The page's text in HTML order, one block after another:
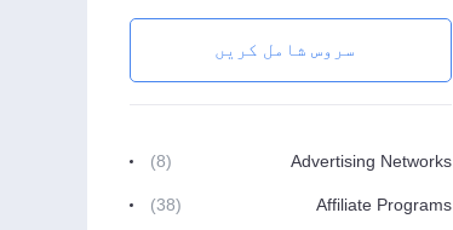
سروس شامل کریں
Advertising Networks
(8)
Affiliate Programs
(38)